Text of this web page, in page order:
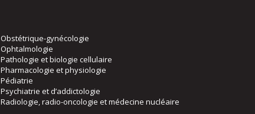
Obstétrique-gynécologie
Ophtalmologie
Pathologie et biologie cellulaire
Pharmacologie et physiologie
Pédiatrie
Psychiatrie et d’addictologie
Radiologie, radio-oncologie et médecine nucléaire